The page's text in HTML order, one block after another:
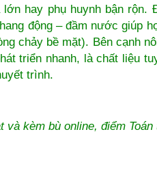
hay phụ huynh bận rộn.
động – đầm nước giúp
chảy bề mặt). Bên cạnh
triển nhanh, là chất liệu
trình.
kèm bù online, điểm Toán